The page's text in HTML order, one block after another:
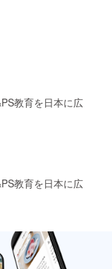
教育を日本に広
教育を日本に広